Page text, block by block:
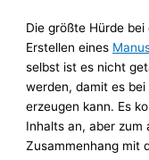
Die größte Hürde
Erstellen eines
selbst ist es nicht
werden, damit es
erzeugen kann. Es
Inhalts an, aber zum
Zusammenhang mit